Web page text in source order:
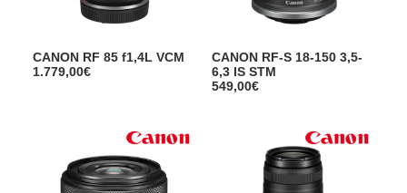
CANON RF 85 f1,4L VCM
1.779,00€
CANON RF-S 18-150 3,5-
6,3 IS STM
549,00€